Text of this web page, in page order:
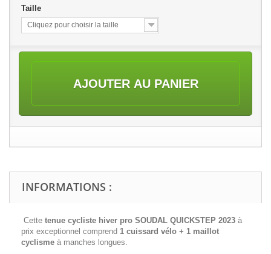
Taille
Cliquez pour choisir la taille
AJOUTER AU PANIER
INFORMATIONS :
Cette tenue cycliste hiver pro SOUDAL QUICKSTEP 2023 à
prix exceptionnel comprend 1 cuissard vélo + 1 maillot
cyclisme à manches longues.